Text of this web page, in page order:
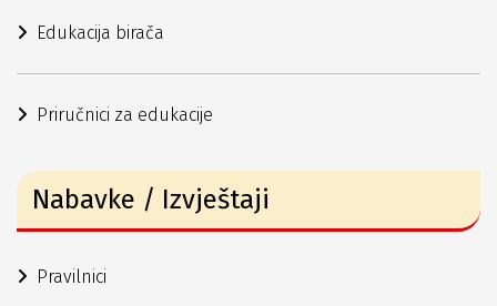
Edukacija birača
Priručnici za edukacije
Nabavke / Izvještaji
Pravilnici